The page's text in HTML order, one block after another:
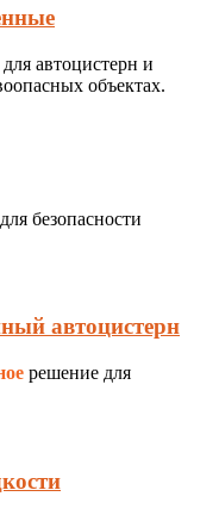
автоцистерн и
объектах.
безопасности
автоцистерн
решение для